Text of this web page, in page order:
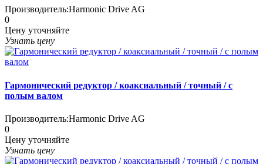
Производитель:Harmonic Drive AG
0
Цену уточняйте
Узнать цену
Гармонический редуктор / коаксиальный / точный / с
полым валом
Производитель:Harmonic Drive AG
0
Цену уточняйте
Узнать цену